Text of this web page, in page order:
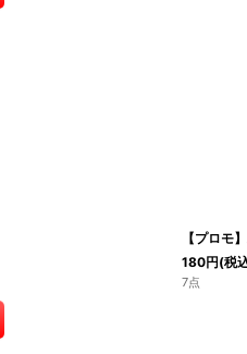
【プロモ
180円(税
7点